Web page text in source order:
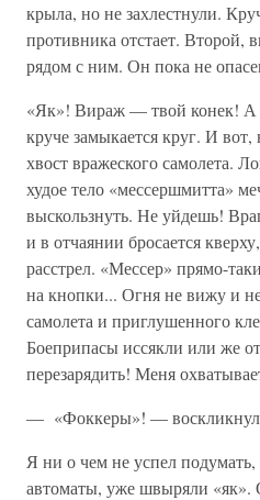
крыла, но не захлестнули.
противника отстает.
рядом с ним. Он пока не
«Як»! Вираж — твой конек! А
круче замыкается круг. И
хвост вражеского са­молета.
худое тело «мессершмитта»
выскользнуть. Не уйдешь!
и в отчаянии бросается
расстрел. «Мессер» прямо-
на кнопки... Огня не вижу и
самолета и приглушенного
Боеприпасы иссякли или же
перезарядить! Меня
— «Фоккеры»! — воскликнул
Я ни о чем не успел
автоматы, уже швыряли «як».